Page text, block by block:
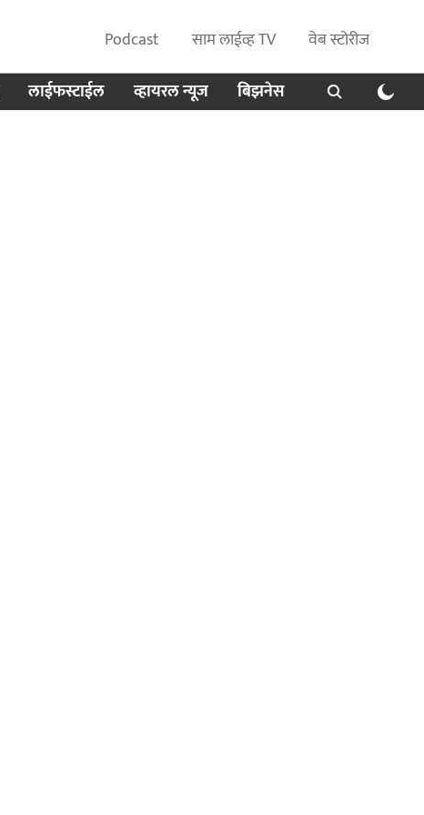
Podcast साम लाईव्ह TV
वेब स्टोरीज
लाईफस्टाईल व्हायरल न्यूज बिझनेस